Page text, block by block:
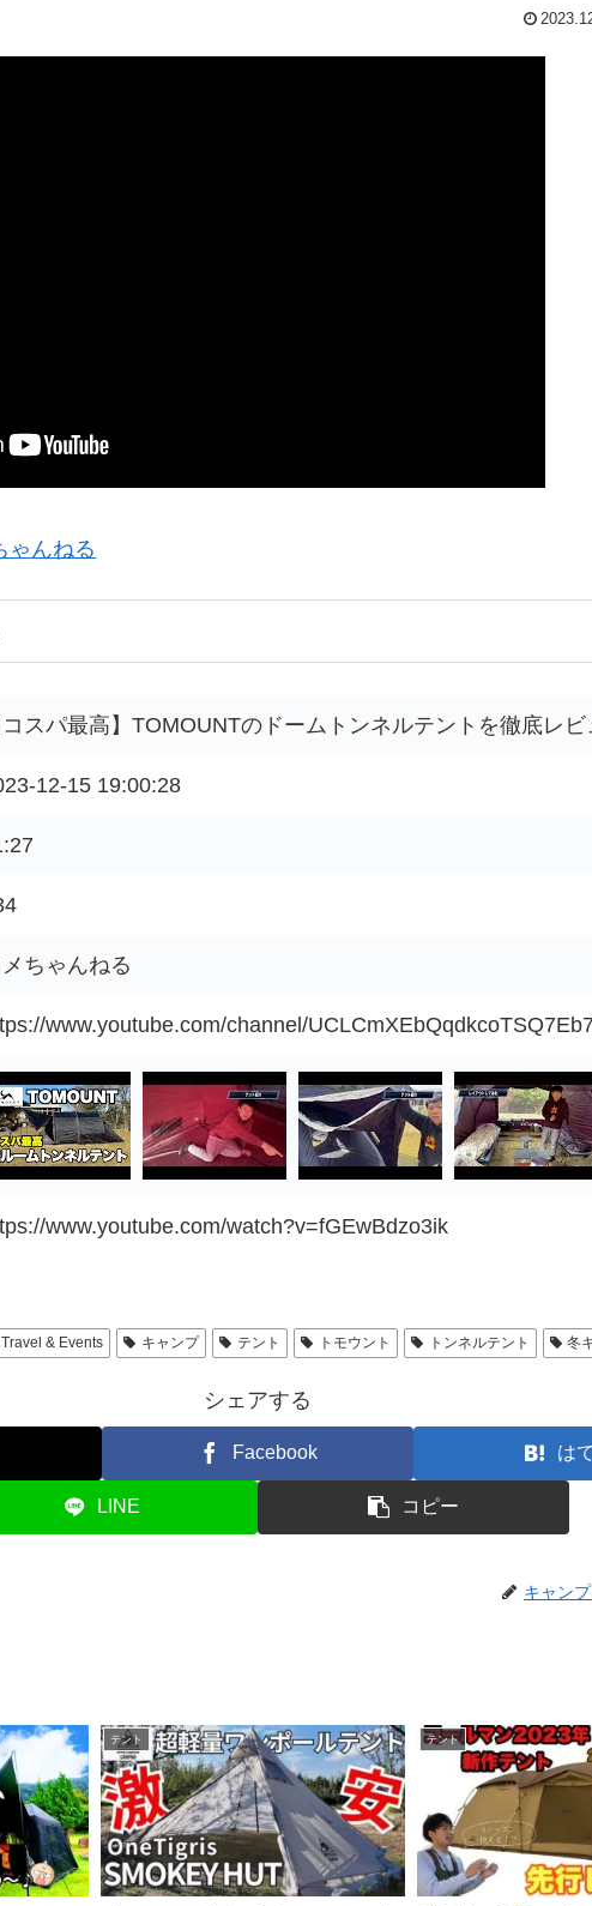
ゃんねる
コスパ最高】TOMOUNTのドームトンネルテントを徹底レビ
12-15 19:00:28
ちゃんねる
www.youtube.com/channel/
www.youtube.com/watch?v=fGEwBdzo3ik
Travel & Events キャンプ テント トモウント トンネルテント 冬
シェアする
Facebook は
LINE コピー
キャン
テント テント